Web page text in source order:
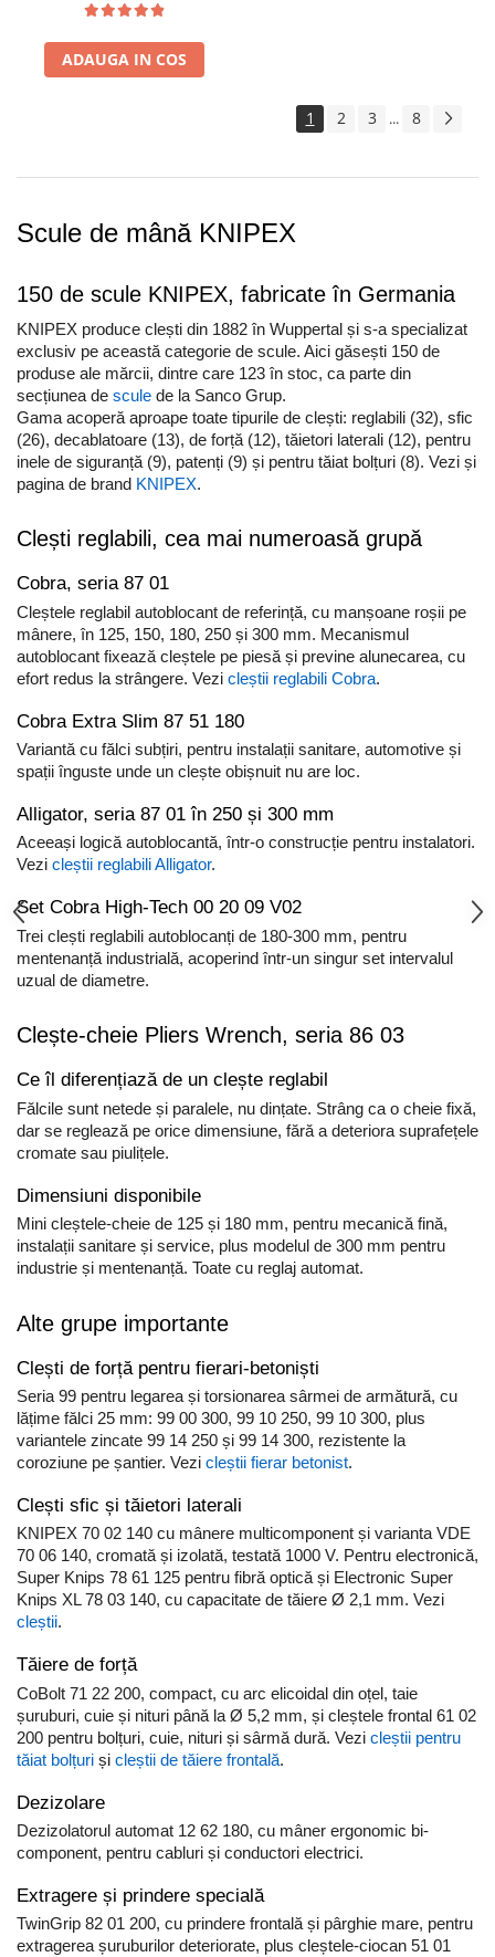
fabricate in Germania 81 19
250 V02
ADAUGA IN COS
1 2 3 ... 8
Scule de mână KNIPEX
150 de scule KNIPEX, fabricate în Germania
KNIPEX produce clești din 1882 în Wuppertal și s-a specializat
exclusiv pe această categorie de scule. Aici găsești 150 de
produse ale mărcii, dintre care 123 în stoc, ca parte din
secțiunea de scule de la Sanco Grup.
Gama acoperă aproape toate tipurile de clești: reglabili (32), sfic
(26), decablatoare (13), de forță (12), tăietori laterali (12), pentru
inele de siguranță (9), patenți (9) și pentru tăiat bolțuri (8). Vezi și
pagina de brand KNIPEX.
Clești reglabili, cea mai numeroasă grupă
Cobra, seria 87 01
Cleștele reglabil autoblocant de referință, cu manșoane roșii pe
mânere, în 125, 150, 180, 250 și 300 mm. Mecanismul
autoblocant fixează cleștele pe piesă și previne alunecarea, cu
efort redus la strângere. Vezi cleștii reglabili Cobra.
Cobra Extra Slim 87 51 180
Variantă cu fălci subțiri, pentru instalații sanitare, automotive și
spații înguste unde un clește obișnuit nu are loc.
Alligator, seria 87 01 în 250 și 300 mm
Aceeași logică autoblocantă, într-o construcție pentru instalatori.
Vezi cleștii reglabili Alligator.
Set Cobra High-Tech 00 20 09 V02
Trei clești reglabili autoblocanți de 180-300 mm, pentru
mentenanță industrială, acoperind într-un singur set intervalul
uzual de diametre.
Clește-cheie Pliers Wrench, seria 86 03
Ce îl diferențiază de un clește reglabil
Fălcile sunt netede și paralele, nu dințate. Strâng ca o cheie fixă,
dar se reglează pe orice dimensiune, fără a deteriora suprafețele
cromate sau piulițele.
Dimensiuni disponibile
Mini cleștele-cheie de 125 și 180 mm, pentru mecanică fină,
instalații sanitare și service, plus modelul de 300 mm pentru
industrie și mentenanță. Toate cu reglaj automat.
Alte grupe importante
Clești de forță pentru fierari-betoniști
Seria 99 pentru legarea și torsionarea sârmei de armătură, cu
lățime fălci 25 mm: 99 00 300, 99 10 250, 99 10 300, plus
variantele zincate 99 14 250 și 99 14 300, rezistente la
coroziune pe șantier. Vezi cleștii fierar betonist.
Clești sfic și tăietori laterali
KNIPEX 70 02 140 cu mânere multicomponent și varianta VDE
70 06 140, cromată și izolată, testată 1000 V. Pentru electronică,
Super Knips 78 61 125 pentru fibră optică și Electronic Super
Knips XL 78 03 140, cu capacitate de tăiere Ø 2,1 mm. Vezi
cleștii.
Tăiere de forță
CoBolt 71 22 200, compact, cu arc elicoidal din oțel, taie
șuruburi, cuie și nituri până la Ø 5,2 mm, și cleștele frontal 61 02
200 pentru bolțuri, cuie, nituri și sârmă dură. Vezi cleștii pentru
tăiat bolțuri și cleștii de tăiere frontală.
Dezizolare
Dezizolatorul automat 12 62 180, cu mâner ergonomic bi-
component, pentru cabluri și conductori electrici.
Extragere și prindere specială
TwinGrip 82 01 200, cu prindere frontală și pârghie mare, pentru
extragerea șuruburilor deteriorate, plus cleștele-ciocan 51 01